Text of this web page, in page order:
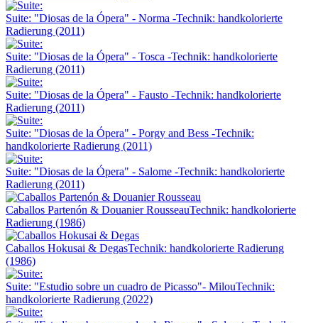
Suite: "Diosas de la Ópera" - Norma -Technik: handkolorierte
Radierung (2011)
Suite: "Diosas de la Ópera" - Tosca -Technik: handkolorierte
Radierung (2011)
Suite: "Diosas de la Ópera" - Fausto -Technik: handkolorierte
Radierung (2011)
Suite: "Diosas de la Ópera" - Porgy and Bess -Technik:
handkolorierte Radierung (2011)
Suite: "Diosas de la Ópera" - Salome -Technik: handkolorierte
Radierung (2011)
Caballos Partenón & Douanier RousseauTechnik: handkolorierte
Radierung (1986)
Caballos Hokusai & DegasTechnik: handkolorierte Radierung
(1986)
Suite: "Estudio sobre un cuadro de Picasso"- MilouTechnik:
handkolorierte Radierung (2022)